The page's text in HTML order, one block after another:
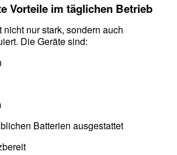
Vorteile im täglichen Betrieb
nicht nur stark, sondern auch
Die Geräte sind:
Batterien ausgestattet